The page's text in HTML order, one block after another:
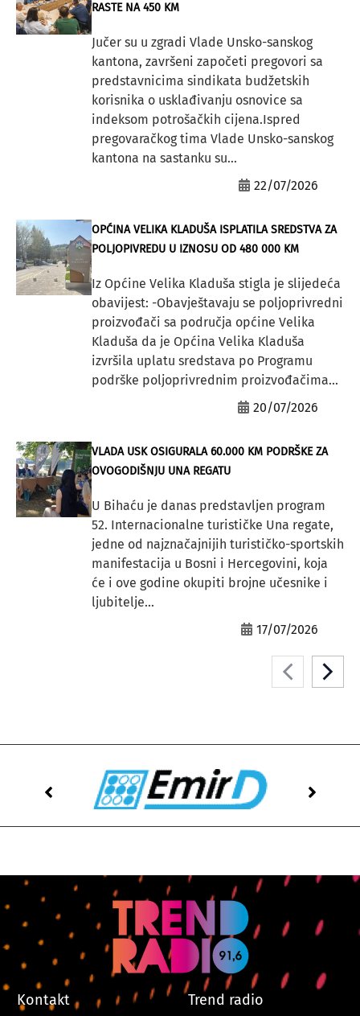
RASTE NA 450 KM
Jučer su u zgradi Vlade Unsko-sanskog
kantona, završeni započeti pregovori sa
predstavnicima sindikata budžetskih
korisnika o usklađivanju osnovice sa
indeksom potrošačkih cijena.Ispred
pregovaračkog tima Vlade Unsko-sanskog
kantona na sastanku su...
22/07/2026
OPĆINA VELIKA KLADUŠA ISPLATILA SREDSTVA ZA
POLJOPIVREDU U IZNOSU OD 480 000 KM
Iz Općine Velika Kladuša stigla je slijedeća
obavijest: -Obavještavaju se poljoprivredni
proizvođači sa područja općine Velika
Kladuša da je Općina Velika Kladuša
izvršila uplatu sredstava po Programu
podrške poljoprivrednim proizvođačima...
20/07/2026
VLADA USK OSIGURALA 60.000 KM PODRŠKE ZA
OVOGODIŠNJU UNA REGATU
U Bihaću je danas predstavljen program
52. Internacionalne turističke Una regate,
jedne od najznačajnijih turističko-sportskih
manifestacija u Bosni i Hercegovini, koja
će i ove godine okupiti brojne učesnike i
ljubitelje...
17/07/2026
Kontakt Trend radio